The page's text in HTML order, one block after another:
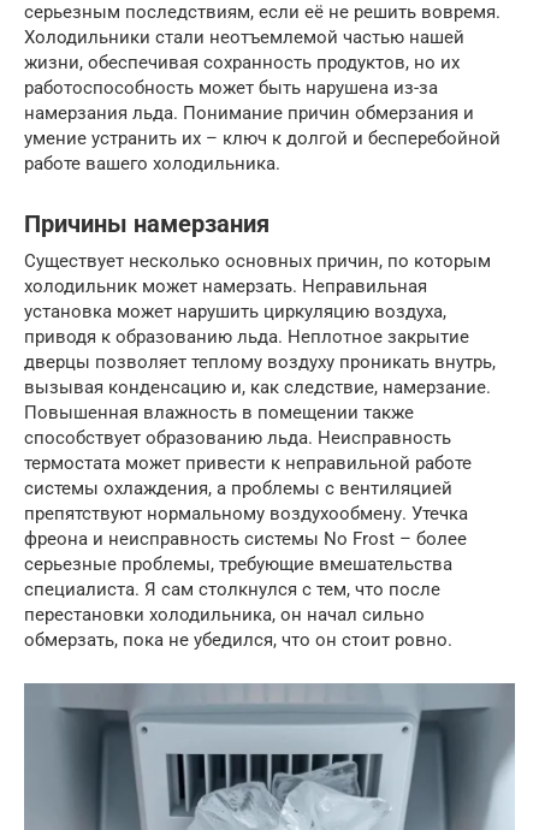
серьезным последствиям, если её не решить вовремя.
Холодильники стали неотъемлемой частью нашей
жизни, обеспечивая сохранность продуктов, но их
работоспособность может быть нарушена из-за
намерзания льда. Понимание причин обмерзания и
умение устранить их – ключ к долгой и бесперебойной
работе вашего холодильника.
Причины намерзания
Существует несколько основных причин, по которым
холодильник может намерзать. Неправильная
установка может нарушить циркуляцию воздуха,
приводя к образованию льда. Неплотное закрытие
дверцы позволяет теплому воздуху проникать внутрь,
вызывая конденсацию и, как следствие, намерзание.
Повышенная влажность в помещении также
способствует образованию льда. Неисправность
термостата может привести к неправильной работе
системы охлаждения, а проблемы с вентиляцией
препятствуют нормальному воздухообмену. Утечка
фреона и неисправность системы No Frost – более
серьезные проблемы, требующие вмешательства
специалиста. Я сам столкнулся с тем, что после
перестановки холодильника, он начал сильно
обмерзать, пока не убедился, что он стоит ровно.